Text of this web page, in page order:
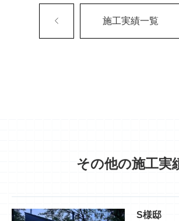
施工実績一覧
その他の施工実
S様邸